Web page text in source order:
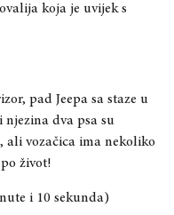
koja je uvijek s
pad Jeepa sa staze u
njezina dva psa su
ali vozačica ima nekoliko
život!
i 10 sekunda)